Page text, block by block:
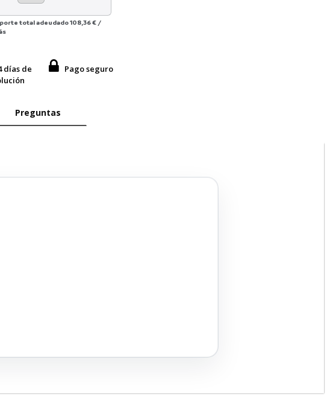
total adeudado108,36 € /
de
Pago seguro
Preguntas